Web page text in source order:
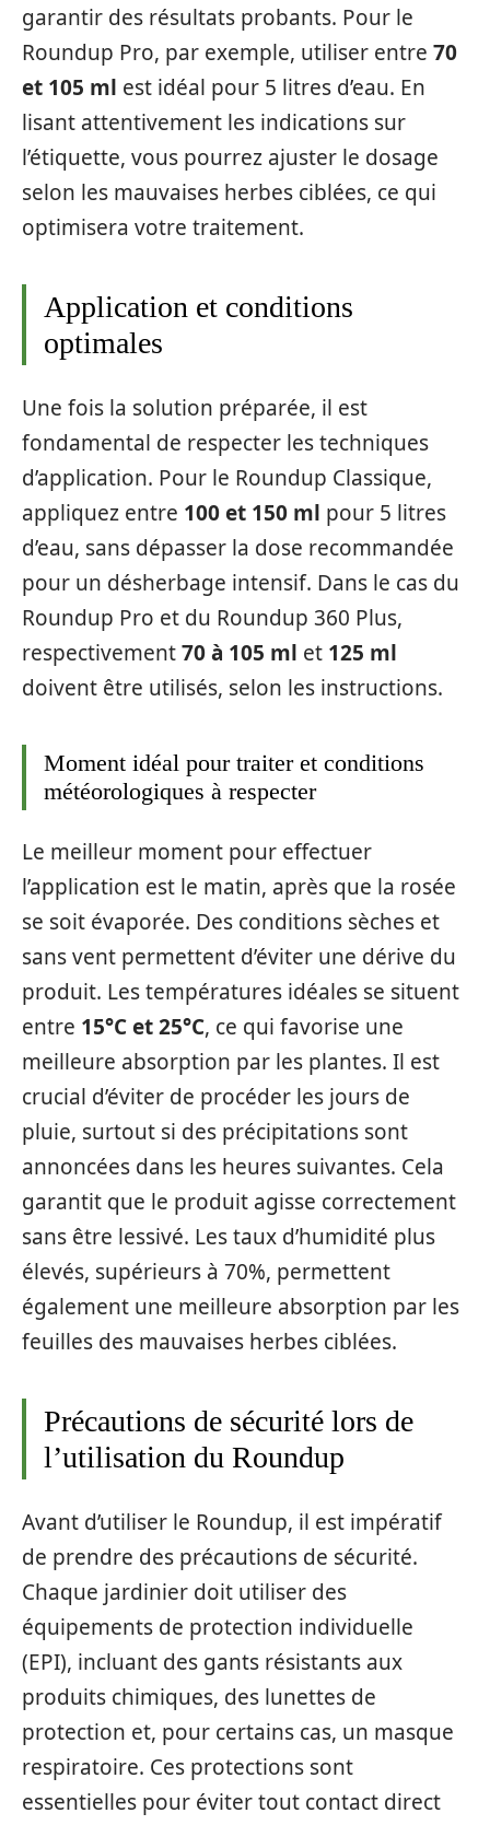
garantir des résultats probants. Pour le
Roundup Pro, par exemple, utiliser entre 70
et 105 ml est idéal pour 5 litres d’eau. En
lisant attentivement les indications sur
l’étiquette, vous pourrez ajuster le dosage
selon les mauvaises herbes ciblées, ce qui
optimisera votre traitement.
Application et conditions
optimales
Une fois la solution préparée, il est
fondamental de respecter les techniques
d’application. Pour le Roundup Classique,
appliquez entre 100 et 150 ml pour 5 litres
d’eau, sans dépasser la dose recommandée
pour un désherbage intensif. Dans le cas du
Roundup Pro et du Roundup 360 Plus,
respectivement70 à 105 ml et 125 ml
doivent être utilisés, selon les instructions.
Moment idéal pour traiter et conditions
météorologiques à respecter
Le meilleur moment pour effectuer
l’application est le matin, après que la rosée
se soit évaporée. Des conditions sèches et
sans vent permettent d’éviter une dérive du
produit. Les températures idéales se situent
entre 15°C et 25°C, ce qui favorise une
meilleure absorption par les plantes. Il est
crucial d’éviter de procéder les jours de
pluie, surtout si des précipitations sont
annoncées dans les heures suivantes. Cela
garantit que le produit agisse correctement
sans être lessivé. Les taux d’humidité plus
élevés, supérieurs à 70%, permettent
également une meilleure absorption par les
feuilles des mauvaises herbes ciblées.
Précautions de sécurité lors de
l’utilisation du Roundup
Avant d’utiliser le Roundup, il est impératif
de prendre des précautions de sécurité.
Chaque jardinier doit utiliser des
équipements de protection individuelle
(EPI), incluant des gants résistants aux
produits chimiques, des lunettes de
protection et, pour certains cas, un masque
respiratoire. Ces protections sont
essentielles pour éviter tout contact direct